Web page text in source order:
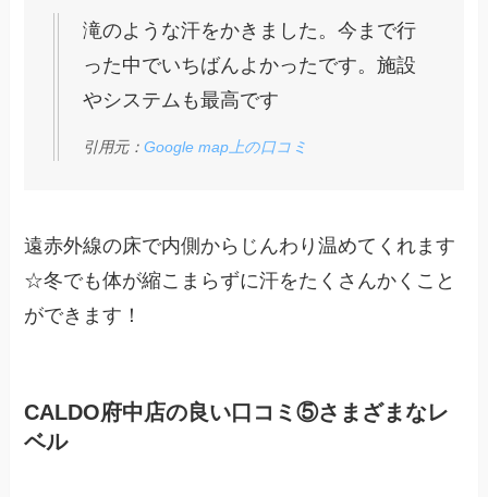
滝のような汗をかきました。今まで行
った中でいちばんよかったです。施設
やシステムも最高です
引用元：Google map上の口コミ
遠赤外線の床で内側からじんわり温めてくれます
☆冬でも体が縮こまらずに汗をたくさんかくこと
ができます！
CALDO府中店の良い口コミ⑤さまざまなレ
ベル